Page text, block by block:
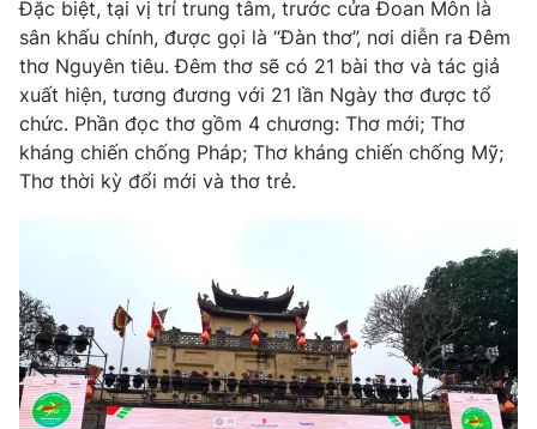
Đặc biệt, tại vị trí trung tâm, trước cửa Đoan Môn là
sân khấu chính, được gọi là “Đàn thơ”, nơi diễn ra Đêm
thơ Nguyên tiêu. Đêm thơ sẽ có 21 bài thơ và tác giả
xuất hiện, tương đương với 21 lần Ngày thơ được tổ
chức. Phần đọc thơ gồm 4 chương: Thơ mới; Thơ
kháng chiến chống Pháp; Thơ kháng chiến chống Mỹ;
Thơ thời kỳ đổi mới và thơ trẻ.